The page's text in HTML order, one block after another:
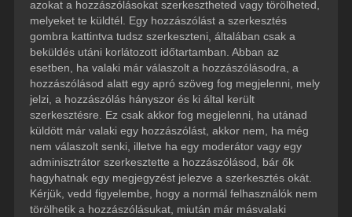
azokat a hozzászólásokat szerkesztheted vagy törölheted,
melyeket te küldtél. Egy hozzászólást a szerkesztés
gombra kattintva tudsz szerkeszteni, általában csak a
beküldés utáni korlátozott időtartamban. Abban az
esetben, ha valaki már válaszolt a hozzászólásodra, a
hozzászólásod alatt egy apró szöveg fog megjelenni, mely
jelzi, a hozzászólás hányszor és ki által került
szerkesztésre. Ez csak akkor fog megjelenni, ha utánad
küldött már valaki egy hozzászólást, akkor nem, ha még
nem válaszolt senki, illetve ha egy moderátor vagy egy
adminisztrátor szerkesztette a hozzászólásod, bár ők
hagyhatnak egy megjegyzést jelezve a szerkesztés okát.
Kérjük, vedd figyelembe, hogy a normál felhasználók nem
törölhetik a hozzászólásukat, miután már másvalaki